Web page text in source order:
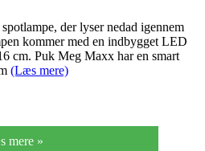
Lightder lyser nedad igennem
kommer med en indbygget LED
cm. Puk Meg Maxx har en smart
(Læs mere)
mere »